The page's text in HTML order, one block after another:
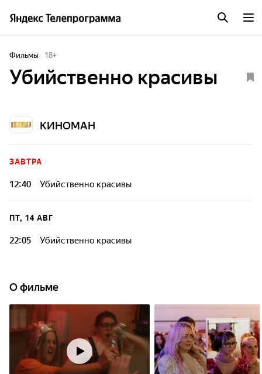
Фильмы 18+
Убийственно красивы
КИНОМАН
ЗАВТРА
12:40 Убийственно красивы
ПТ, 14 АВГ
22:05 Убийственно красивы
О фильме